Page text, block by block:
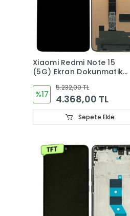
Xiaomi Redmi Note 15
(5G) Ekran Dokunmatik
%17
5.232,00 TL
4.368,00 TL
Sepete Ekle